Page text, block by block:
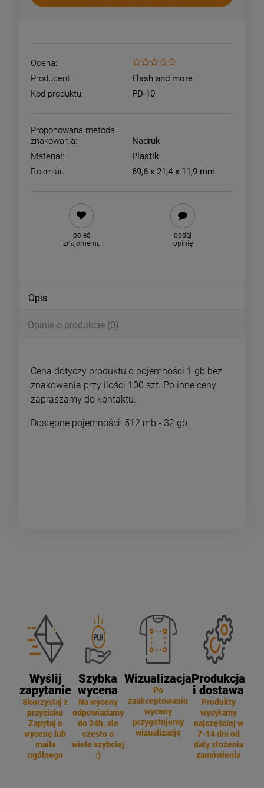
Ocena:
Producent:
Flash and more
Kod produktu:
PD-10
Proponowana metoda
znakowania:
Nadruk
Materiał:
Plastik
Rozmiar:
69,6 x 21,4 x 11,9 mm
poleć
znajomemu
dodaj
opinię
Opis
Opinie o produkcie (0)
Cena dotyczy produktu o pojemności 1 gb bez
znakowania przy ilości 100 szt. Po inne ceny
zapraszamy do kontaktu.
Dostępne pojemności: 512 mb - 32 gb
Wyślij
zapytanie
Skorzystaj z
przycisku
Zapytaj o
wycenę lub
maila
ogólnego
Szybka
wycena
Na wyceny
odpowiadamy
do 24h, ale
często o
wiele szybciej
:)
Wizualizacja
Po
zaakceptowaniu
wyceny
przygotujemy
wizualizację
Produkcja
i dostawa
Produkty
wysyłamy
najczęściej w
7-14 dni od
daty złożenia
zamówienia